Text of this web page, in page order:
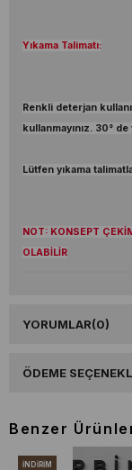
Yıkama Talimatı:
Renkli deterjan
kullanmayınız. 30° de
Lütfen yıkama
NOT: KONSEPT
OLABİLİR
YORUMLAR(0)
ÖDEME
Benzer
İNDIRIM